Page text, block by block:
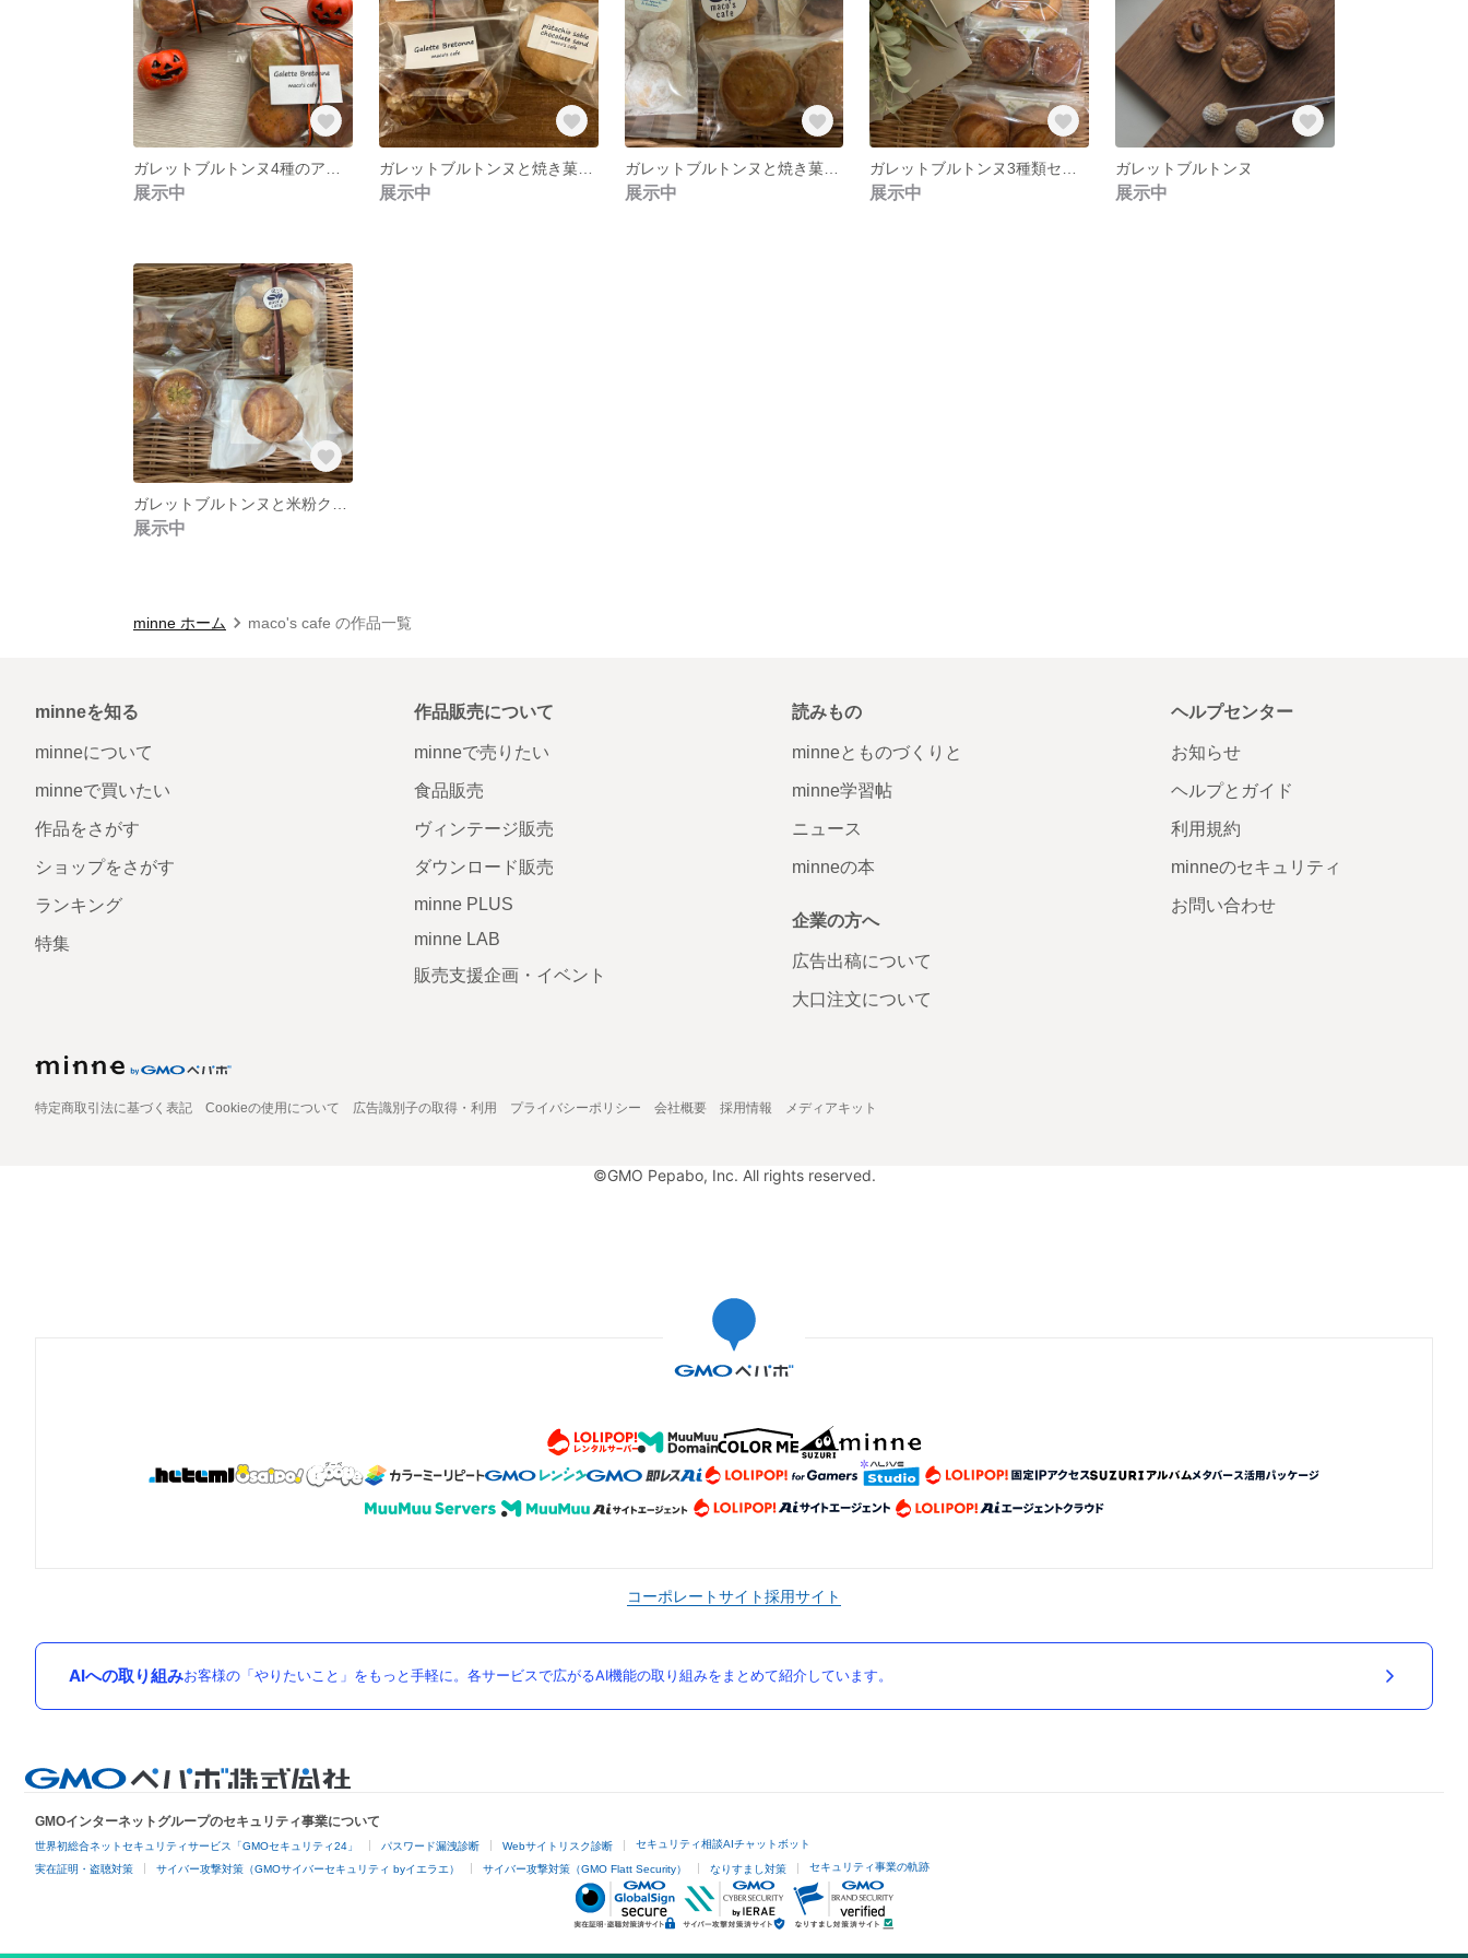
展示中
ガレットブルトンヌと焼き菓子の3点セット
展示中
ガレットブルトンヌと焼き菓子のセット
展示中 展示中
ガレットブルトンヌ
展示中
展示中
minne ホーム maco's cafe の作品一覧
minneを知る
minneについて
minneで買いたい
作品をさがす
ショップをさがす
ランキング
特集
作品販売について
minneで売りたい
食品販売
ヴィンテージ販売
ダウンロード販売
minne PLUS
minne LAB
販売支援企画・イベント
読みもの
minneとものづくりと
minne学習帖
ニュース
minneの本
企業の方へ
広告出稿について
大口注文について
ヘルプセンター
お知らせ
ヘルプとガイド
利用規約
minneのセキュリティ
お問い合わせ
特定商取引法に基づく表記 Cookieの使用について 広告識別子の取得・利用 プライバシーポリシー 会社概要 採用情報 メディアキット
©GMO Pepabo, Inc. All rights reserved.
コーポレートサイト採用サイト
AIへの取り組みお客様の「やりたいこと」をもっと手軽に。各サービスで広がるAI機能の取り組みをまとめて紹介しています。
GMOインターネットグループのセキュリティ事業について
世界初総合ネットセキュリティサービス「GMOセキュリティ24」 パスワード漏洩診断 Webサイトリスク診断 セキュリティ相談AIチャットボット
実在証明・盗聴対策 サイバー攻撃対策（GMOサイバーセキュリティ byイエラエ） サイバー攻撃対策（GMO Flatt Security） なりすまし対策 セキュリティ事業の軌跡